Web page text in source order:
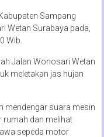
Sampang
Wetan Surabaya pada,
Wib.
Jalan Wonosari Wetan
meletakan jas hujan
mendengar suara mesin
rumah dan melihat
sepeda motor